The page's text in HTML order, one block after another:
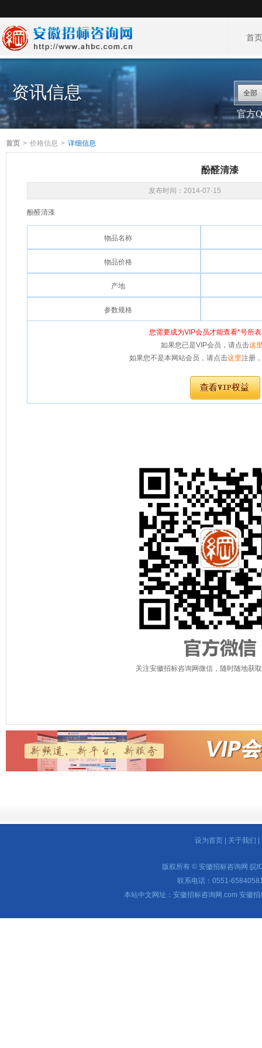
首
资讯信息 全部
官方
首页 > 价格信息 > 详细信息
酚醛清漆
发布时间： 2014-07-15
酚醛清漆
物品名称
物品价格
产地
参数规格
您需要成为VIP会员才能查看*号所
如果您已是VIP会员，请点击这
如果您不是本网站会员，请点击这里注册
关注安徽招标咨询网微信，随时随地获
设为首页 关于我们
版权所有 © 安徽招标咨询网 皖
联系电话：0551-
本站中文网址：安徽招标咨询网.com 安徽